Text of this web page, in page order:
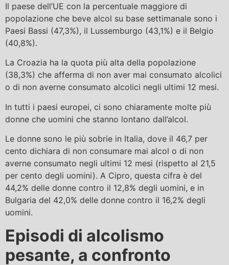
Il paese dell’UE con la percentuale maggiore di
popolazione che beve alcol su base settimanale sono i
Paesi Bassi (47,3%), il Lussemburgo (43,1%) e il Belgio
(40,8%).
La Croazia ha la quota più alta della popolazione
(38,3%) che afferma di non aver mai consumato alcolici
o di non averne consumato alcolici negli ultimi 12 mesi.
In tutti i paesi europei, ci sono chiaramente molte più
donne che uomini che stanno lontano dall’alcol.
Le donne sono le più sobrie in Italia, dove il 46,7 per
cento dichiara di non consumare mai alcol o di non
averne consumato negli ultimi 12 mesi (rispetto al 21,5
per cento degli uomini). A Cipro, questa cifra è del
44,2% delle donne contro il 12,8% degli uomini, e in
Bulgaria del 42,0% delle donne contro il 16,2% degli
uomini.
Episodi di alcolismo
pesante, a confronto